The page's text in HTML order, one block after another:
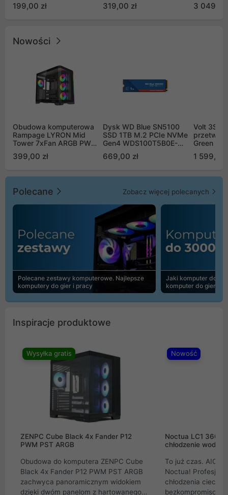
199,00 zł
Push Pull (2szt)
319,00 zł
GB2050S)
3 049,00
Nowości
Obudowa komputerowa
Rampage LYRON Mid
Tower 7xFan ARGB PWM
399,00 zł
Dysk WD Blue SN5100
SSD 1TB M.2 PCIe NVMe
Gen4 WDS100T5B0E-
669,00 zł
Volt
Green
1 599,00
Polecane Zobacz więcej polecanych
Polecane zestawy komputerowe. Najlepsze
komputery do gier i pracy
Jaki komputer do
komputer do gier |
Inspiracje produktowe
Wysyłka gratis
ZENPC Cube Black 4x Fander P12
PWM PST ARGB
Obudowa do komputera ZENPC Cube
Black 4x Fander P12 PWM PST ARGB
zachwyca panoramicznym widokiem
dzięki dwóm panelom z hartowanego
Nowość
Noctua LC1
chłodzenie wodne
To już czas. AIO
Noctua!
chłodzenia cieczą